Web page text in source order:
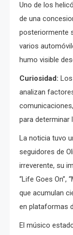
Uno de los
de una
posteriormente
varios
humo visible
Curiosidad:
analizan
para determinar
La noticia tuvo
seguidores de
irreverente, su
“Life Goes On”,
que acumulan
en plataformas
El músico